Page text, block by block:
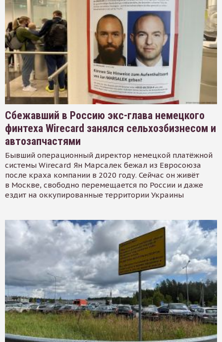
Сбежавший в Россию экс-глава немецкого
финтеха Wirecard занялся сельхозбизнесом и
автозапчастями
Бывший операционный директор немецкой платёжной
системы Wirecard Ян Марсалек бежал из Евросоюза
после краха компании в 2020 году. Сейчас он живёт
в Москве, свободно перемещается по России и даже
ездит на оккупированные территории Украины